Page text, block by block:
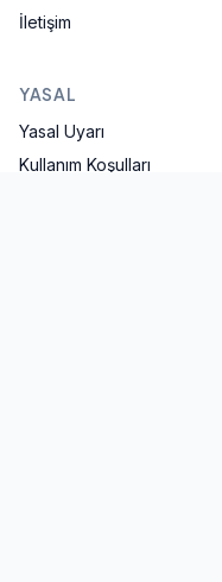
İletişim
YASAL
Yasal Uyarı
Kullanım Koşulları